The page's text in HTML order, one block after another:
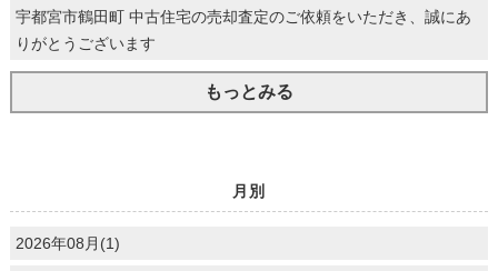
宇都宮市鶴田町 中古住宅の売却査定のご依頼をいただき、誠にあ
りがとうございます
もっとみる
月別
2026年08月(1)